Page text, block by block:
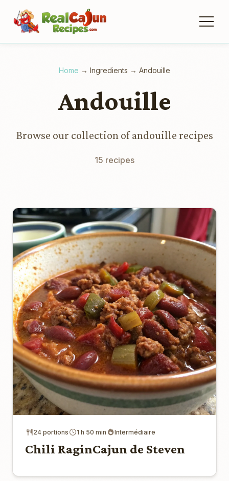
Home → Ingredients → Andouille
Andouille
Browse our collection of andouille recipes
15 recipes
24 portions 1 h 50 min Intermédiaire
Chili RaginCajun de Steven